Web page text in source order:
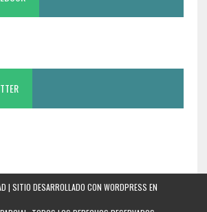
| SITIO DESARROLLADO CON WORDPRESS EN